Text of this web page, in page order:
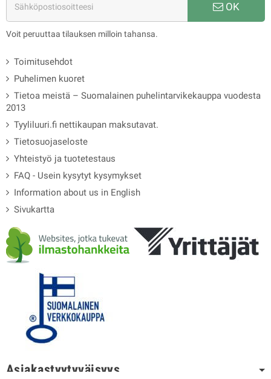
OK
Voit peruuttaa tilauksen milloin tahansa.
Toimitusehdot
Puhelimen kuoret
Tietoa meistä – Suomalainen puhelintarvikekauppa vuodesta
2013
Tyyliluuri.fi nettikaupan maksutavat.
Tietosuojaseloste
Yhteistyö ja tuotetestaus
FAQ - Usein kysytyt kysymykset
Information about us in English
Sivukartta
Asiakastyytyväisyys